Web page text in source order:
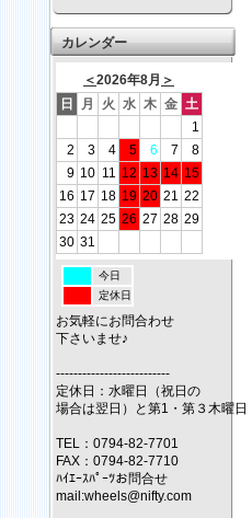
カレンダー
＜2026年8月 ＞
日
月 火 水 木 金 土
1
2
3 4 5 6 7
8
9 10 11 12 13 14 15
16 17 18 19 20 21 22
23 24 25 26 27 28 29
30 31
今日
定休日
お気軽にお問合わせ
下さいませ♪
--------------------------
定休日：水曜日（祝日の
場合は翌日）と第1・第３木曜日
TEL：0794-82-7701
FAX：0794-82-7710
ﾊｲｴｰｽﾊﾟｰﾂお問合せ
mail:wheels@nifty.com